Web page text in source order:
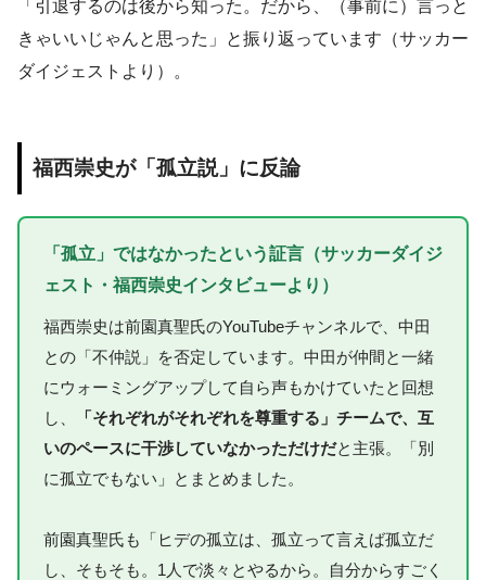
「引退するのは後から知った。だから、（事前に）言っと
きゃいいじゃんと思った」と振り返っています（サッカー
ダイジェストより）。
福西崇史が「孤立説」に反論
「孤立」ではなかったという証言（サッカーダイジ
ェスト・福西崇史インタビューより）
福西崇史は前園真聖氏のYouTubeチャンネルで、中田
との「不仲説」を否定しています。中田が仲間と一緒
にウォーミングアップして自ら声もかけていたと回想
し、
「それぞれがそれぞれを尊重する」チームで、互
いのペースに干渉していなかっただけだと主張。「別
に孤立でもない」とまとめました。
前園真聖氏も「ヒデの孤立は、孤立って言えば孤立だ
し、そもそも。1人で淡々とやるから。自分からすごく